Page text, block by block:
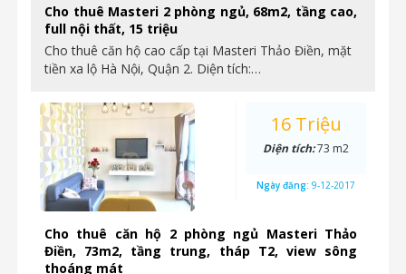
Cho thuê Masteri 2 phòng ngủ, 68m2, tầng cao,
full nội thất, 15 triệu
Cho thuê căn hộ cao cấp tại Masteri Thảo Điền, mặt
tiền xa lộ Hà Nội, Quận 2. Diện tích:…
Cho thuê căn hộ 2 phòng ngủ Masteri Thảo
Điền, 73m2, tầng trung, tháp T2, view sông
thoáng mát
16 Triệu
Diện tích:73 m2
Ngày đăng: 9-12-2017